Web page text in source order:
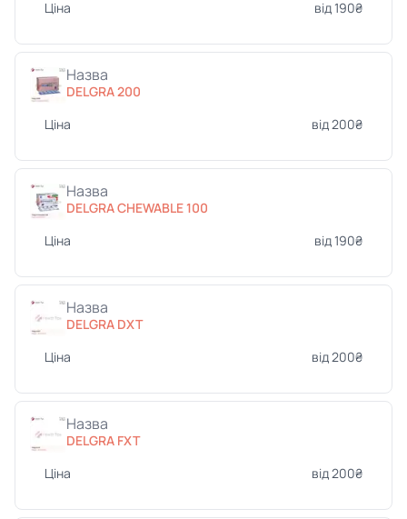
Ціна від 190₴
Назва
DELGRA 200
Ціна
від 200₴
Назва
DELGRA CHEWABLE 100
Ціна
від 190₴
Назва
DELGRA DXT
Ціна
від 200₴
Назва
DELGRA FXT
Ціна
від 200₴